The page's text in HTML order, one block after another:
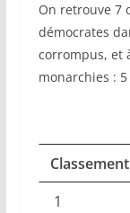
On retrouve 7
démocrates
corrompus, et
monarchies : 5
Classement
1